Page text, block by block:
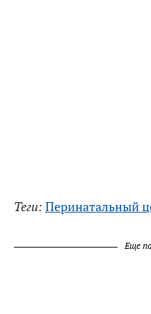
Теги: Перинатальный
Еще